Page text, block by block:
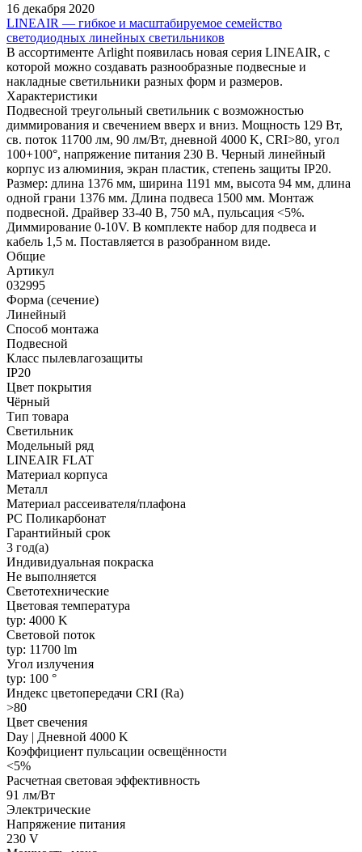
16 декабря 2020
LINEAIR — гибкое и масштабируемое семейство
светодиодных линейных светильников
В ассортименте Arlight появилась новая серия LINEAIR, с
которой можно создавать разнообразные подвесные и
накладные светильники разных форм и размеров.
Характеристики
Подвесной треугольный светильник с возможностью
диммирования и свечением вверх и вниз. Мощность 129 Вт,
св. поток 11700 лм, 90 лм/Вт, дневной 4000 K, CRI>80, угол
100+100°, напряжение питания 230 В. Черный линейный
корпус из алюминия, экран пластик, степень защиты IP20.
Размер: длина 1376 мм, ширина 1191 мм, высота 94 мм, длина
одной грани 1376 мм. Длина подвеса 1500 мм. Монтаж
подвесной. Драйвер 33-40 В, 750 мА, пульсация <5%.
Диммирование 0-10V. В комплекте набор для подвеса и
кабель 1,5 м. Поставляется в разобранном виде.
Общие
Артикул
032995
Форма (сечение)
Линейный
Способ монтажа
Подвесной
Класс пылевлагозащиты
IP20
Цвет покрытия
Чёрный
Тип товара
Светильник
Модельный ряд
LINEAIR FLAT
Материал корпуса
Металл
Материал рассеивателя/плафона
PC Поликарбонат
Гарантийный срок
3 год(а)
Индивидуальная покраска
Не выполняется
Светотехнические
Цветовая температура
typ: 4000 K
Световой поток
typ: 11700 lm
Угол излучения
typ: 100 °
Индекс цветопередачи CRI (Ra)
>80
Цвет свечения
Day | Дневной 4000 K
Коэффициент пульсации освещённости
<5%
Расчетная световая эффективность
91 лм/Вт
Электрические
Напряжение питания
230 V